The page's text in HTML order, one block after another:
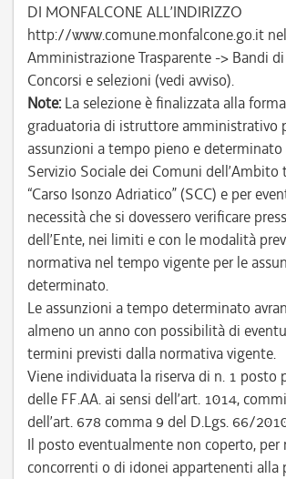
DI MONFALCONE ALL’INDIRIZZO
http://www.comune.monfalcone.go.it
Amministrazione Trasparente -> Bandi
Concorsi e selezioni (vedi avviso).
Note: La selezione è finalizzata alla
graduatoria di istruttore amministrativo
assunzioni a tempo pieno e determinato
Servizio Sociale dei Comuni
“Carso Isonzo Adriatico” (SCC) e per
necessità che si dovessero verificare
dell’Ente, nei limiti e con le modalità
normativa nel tempo vigente per le
determinato.
Le assunzioni a tempo determinato
almeno un anno con possibilità di
termini previsti dalla normativa vigente.
Viene individuata la riserva di n. 1 posto
delle FF.AA. ai sensi dell’art. 1014,
dell’art. 678 comma 9 del D.Lgs. 66/
Il posto eventualmente non coperto, per
concorrenti o di idonei appartenenti alla